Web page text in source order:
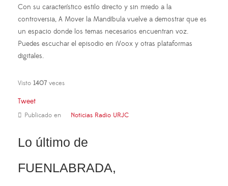
Con su característico estilo directo y sin miedo a la
controversia, A Mover la Mandíbula vuelve a demostrar que es
un espacio donde los temas necesarios encuentran voz.
Puedes escuchar el episodio en iVoox y otras plataformas
digitales.
Visto 1407 veces
Tweet
Publicado en Noticias Radio URJC
Lo último de
FUENLABRADA,